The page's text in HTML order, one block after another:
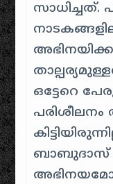
സാധിച്ചത്.
ഒട്ടേറെ
ബാബുദാസ്